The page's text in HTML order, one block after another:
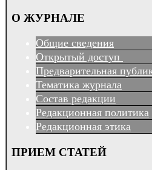
О ЖУРНАЛЕ
Общие сведения
Открытый доступ
Предварительная
Тематика журнала
Состав редакции
Редакционная политика
Редакционная этика
ПРИЕМ СТАТЕЙ